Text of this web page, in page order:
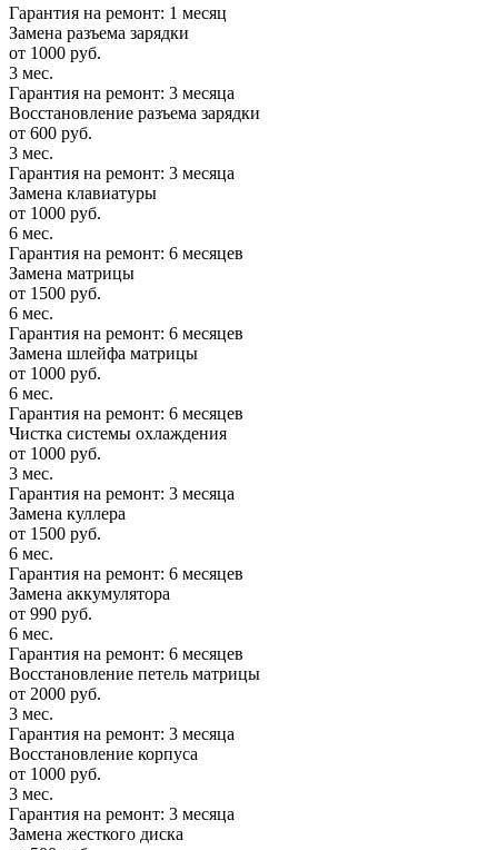
Гарантия на ремонт: 1 месяц
Замена разъема зарядки
от 1000 руб.
3 мес.
Гарантия на ремонт: 3 месяца
Восстановление разъема зарядки
от 600 руб.
3 мес.
Гарантия на ремонт: 3 месяца
Замена клавиатуры
от 1000 руб.
6 мес.
Гарантия на ремонт: 6 месяцев
Замена матрицы
от 1500 руб.
6 мес.
Гарантия на ремонт: 6 месяцев
Замена шлейфа матрицы
от 1000 руб.
6 мес.
Гарантия на ремонт: 6 месяцев
Чистка системы охлаждения
от 1000 руб.
3 мес.
Гарантия на ремонт: 3 месяца
Замена куллера
от 1500 руб.
6 мес.
Гарантия на ремонт: 6 месяцев
Замена аккумулятора
от 990 руб.
6 мес.
Гарантия на ремонт: 6 месяцев
Восстановление петель матрицы
от 2000 руб.
3 мес.
Гарантия на ремонт: 3 месяца
Восстановление корпуса
от 1000 руб.
3 мес.
Гарантия на ремонт: 3 месяца
Замена жесткого диска